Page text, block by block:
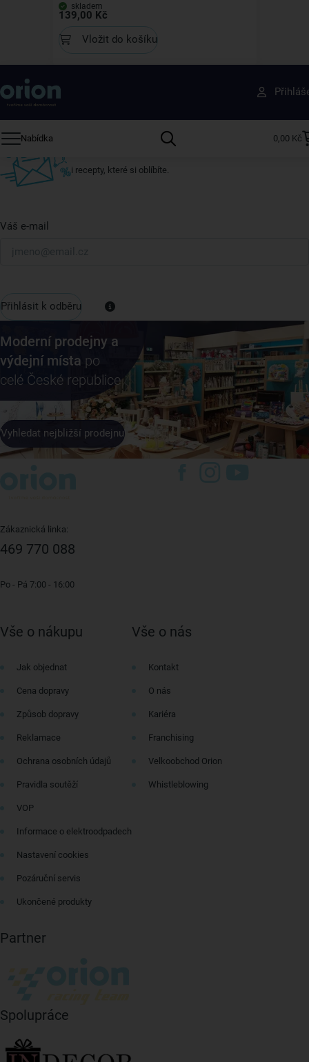
skladem
139,00 Kč
Vložit do košíku
Nabídka 0,00 Kč
Získejte rady, recepty a tipy na slevy dřív než
ostatní
Přihlaste se k odběru našeho newsletteru.
i recepty, které si oblíbíte.
Váš e-mail
Přihlásit k odběru
Moderní prodejny a
výdejní místa po
celé České republice
Vyhledat nejbližší prodejnu
Zákaznická linka:
469 770 088
Po - Pá 7:00 - 16:00
Vše o nákupu
Jak objednat
Cena dopravy
Způsob dopravy
Reklamace
Ochrana osobních údajů
Pravidla soutěží
VOP
Informace o elektroodpadech
Nastavení cookies
Pozáruční servis
Ukončené produkty
Vše o nás
Kontakt
O nás
Kariéra
Franchising
Velkoobchod Orion
Whistleblowing
Partner
Spolupráce